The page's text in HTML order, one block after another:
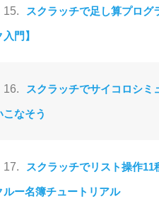
15. スクラッチで足し算プログ
門】
16. スクラッチでサイコロシ
こなそう
17. スクラッチでリスト操作
ルー名簿チュートリアル